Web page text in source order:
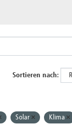
Sortieren nach
Solar Klima